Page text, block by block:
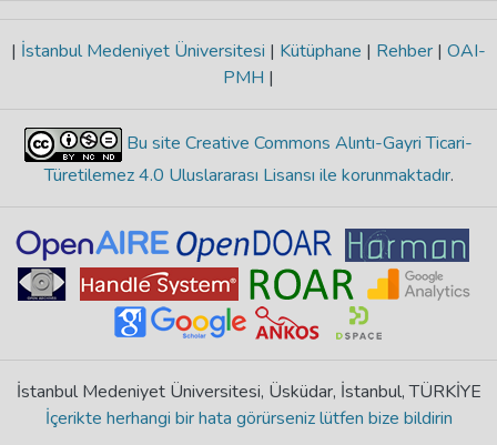
| İstanbul Medeniyet Üniversitesi | Kütüphane | Rehber | OAI-
PMH |
Bu site Creative Commons Alıntı-Gayri Ticari-
Türetilemez 4.0 Uluslararası Lisansı ile korunmaktadır.
İstanbul Medeniyet Üniversitesi, Üsküdar, İstanbul, TÜRKİYE
İçerikte herhangi bir hata görürseniz lütfen bize bildirin